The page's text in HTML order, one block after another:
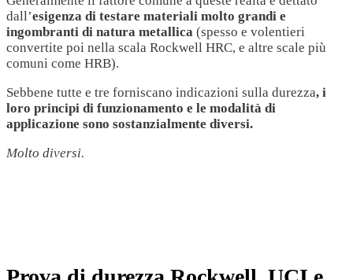
dall’esigenza di testare materiali molto grandi e
ingombranti di natura metallica (spesso e volentieri
convertite poi nella scala Rockwell HRC, e altre scale più
comuni come HRB).
Sebbene tutte e tre forniscano indicazioni sulla durezza, i
loro principi di funzionamento e le modalità di
applicazione sono sostanzialmente diversi.
Molto diversi.